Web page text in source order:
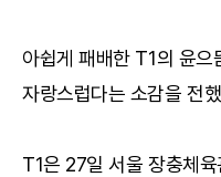
아쉽게 패배한 T1의 윤으
자랑스럽다는 소감을 전
T1은 27일 서울 장충체